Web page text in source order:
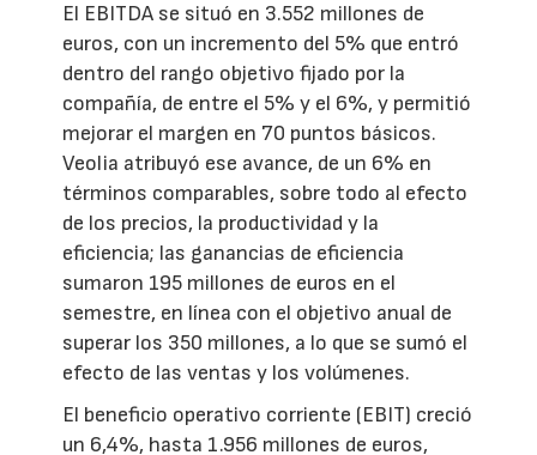
El EBITDA se situó en 3.552 millones de
euros, con un incremento del 5% que entró
dentro del rango objetivo fijado por la
compañía, de entre el 5% y el 6%, y permitió
mejorar el margen en 70 puntos básicos.
Veolia atribuyó ese avance, de un 6% en
términos comparables, sobre todo al efecto
de los precios, la productividad y la
eficiencia; las ganancias de eficiencia
sumaron 195 millones de euros en el
semestre, en línea con el objetivo anual de
superar los 350 millones, a lo que se sumó el
efecto de las ventas y los volúmenes.
El beneficio operativo corriente (EBIT) creció
un 6,4%, hasta 1.956 millones de euros,